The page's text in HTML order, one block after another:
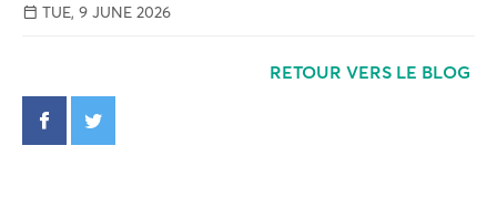
TUE, 9 JUNE 2026
RETOUR VERS LE BLOG